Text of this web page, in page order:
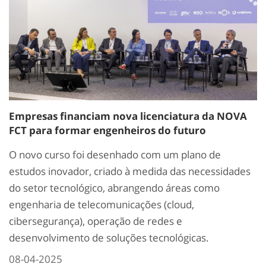
Empresas financiam nova licenciatura da NOVA
FCT para formar engenheiros do futuro
O novo curso foi desenhado com um plano de
estudos inovador, criado à medida das necessidades
do setor tecnológico, abrangendo áreas como
engenharia de telecomunicações (cloud,
cibersegurança), operação de redes e
desenvolvimento de soluções tecnológicas.
08-04-2025